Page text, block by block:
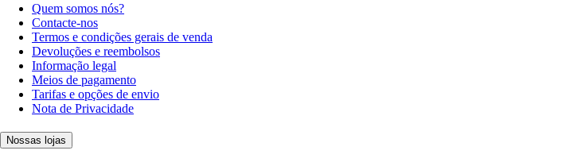
Quem somos nós?
Contacte-nos
Termos e condições gerais de venda
Devoluções e reembolsos
Informação legal
Meios de pagamento
Tarifas e opções de envio
Nota de Privacidade
Nossas lojas